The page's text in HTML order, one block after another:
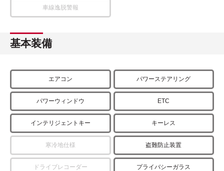
車線逸脱警報
基本装備
エアコン パワーステアリング
パワーウィンドウ ETC
インテリジェントキー キーレス
寒冷地仕様 盗難防止装置
ドライブレコーダー プライバシーガラス